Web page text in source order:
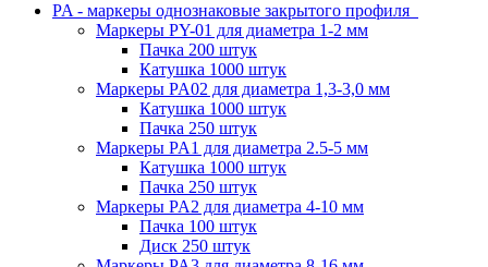
PA - маркеры однознаковые закрытого профиля
Маркеры PY-01 для диаметра 1-2 мм
Пачка 200 штук
Катушка 1000 штук
Маркеры PA02 для диаметра 1,3-3,0 мм
Катушка 1000 штук
Пачка 250 штук
Маркеры PA1 для диаметра 2.5-5 мм
Катушка 1000 штук
Пачка 250 штук
Маркеры PA2 для диаметра 4-10 мм
Пачка 100 штук
Диск 250 штук